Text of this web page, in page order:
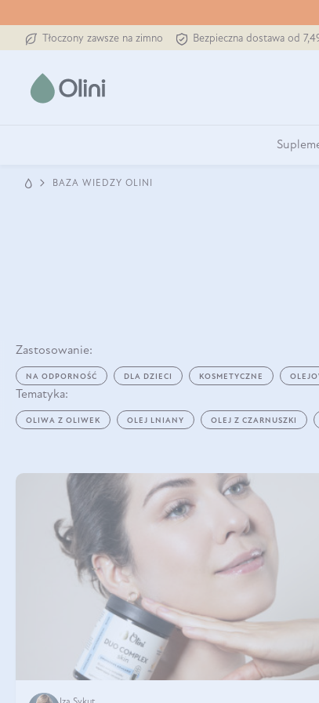
Tłoczony zawsze na zimno Bezpieczna dostawa od
BAZA WIEDZY OLINI
Zastosowanie:
NA ODPORNOŚĆ DLA DZIECI KOSMETYCZNE
Tematyka:
OLIWA Z OLIWEK OLEJ LNIANY OLEJ Z CZARNUSZKI